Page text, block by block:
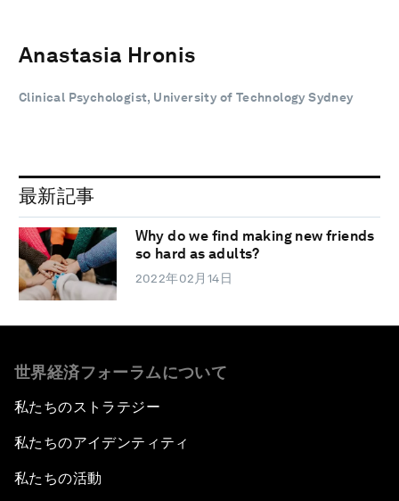
Anastasia Hronis
Clinical Psychologist, University of Technology Sydney
最新記事
Why do we find making new friends
so hard as adults?
2022年02月14日
世界経済フォーラムについて
私たちのストラテジー
私たちのアイデンティティ
私たちの活動